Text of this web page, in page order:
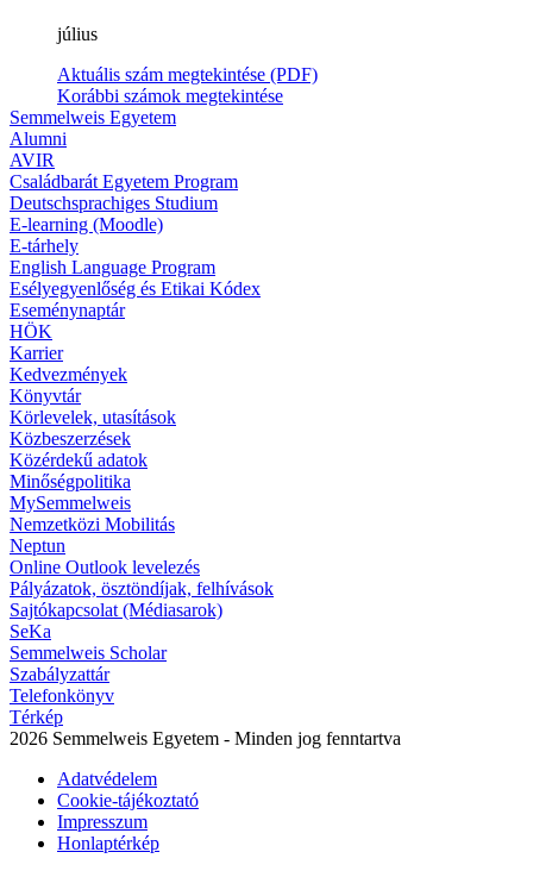
július
Aktuális szám megtekintése (PDF)
Korábbi számok megtekintése
Semmelweis Egyetem
Alumni
AVIR
Családbarát Egyetem Program
Deutschsprachiges Studium
E-learning (Moodle)
E-tárhely
English Language Program
Esélyegyenlőség és Etikai Kódex
Eseménynaptár
HÖK
Karrier
Kedvezmények
Könyvtár
Körlevelek, utasítások
Közbeszerzések
Közérdekű adatok
Minőségpolitika
MySemmelweis
Nemzetközi Mobilitás
Neptun
Online Outlook levelezés
Pályázatok, ösztöndíjak, felhívások
Sajtókapcsolat (Médiasarok)
SeKa
Semmelweis Scholar
Szabályzattár
Telefonkönyv
Térkép
2026 Semmelweis Egyetem - Minden jog fenntartva
Adatvédelem
Cookie-tájékoztató
Impresszum
Honlaptérkép